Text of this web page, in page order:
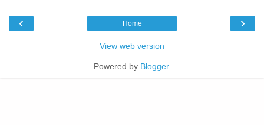
‹ ›
Home
View web version
Powered by Blogger.